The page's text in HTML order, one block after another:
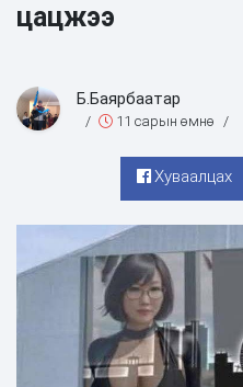
цацжээ
Б.Баярбаатар
/ 11 сарын өмнө /
Хуваалцах